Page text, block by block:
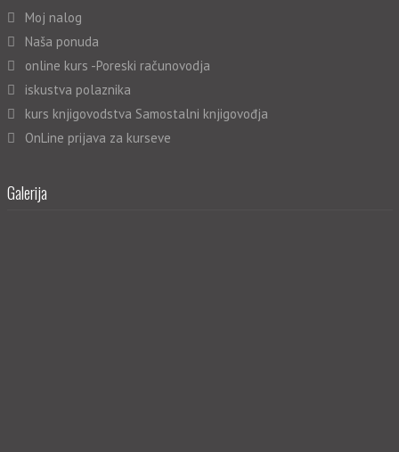
Moj nalog
Naša ponuda
online kurs -Poreski računovodja
iskustva polaznika
kurs knjigovodstva Samostalni knjigovođja
OnLine prijava za kurseve
Galerija